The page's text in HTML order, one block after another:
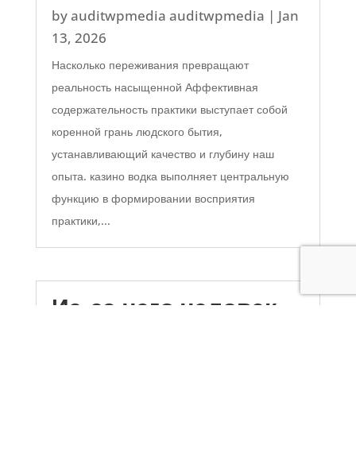
byauditwpmedia auditwpmedia | Jan
13, 2026
Насколько переживания превращают
реальность насыщенной Аффективная
содержательность практики выступает собой
коренной грань людского бытия,
устанавливающий качество и глубину наш
опыта. казино водка выполняет центральную
функцию в формировании восприятия
практики,...
Из-за чего человек